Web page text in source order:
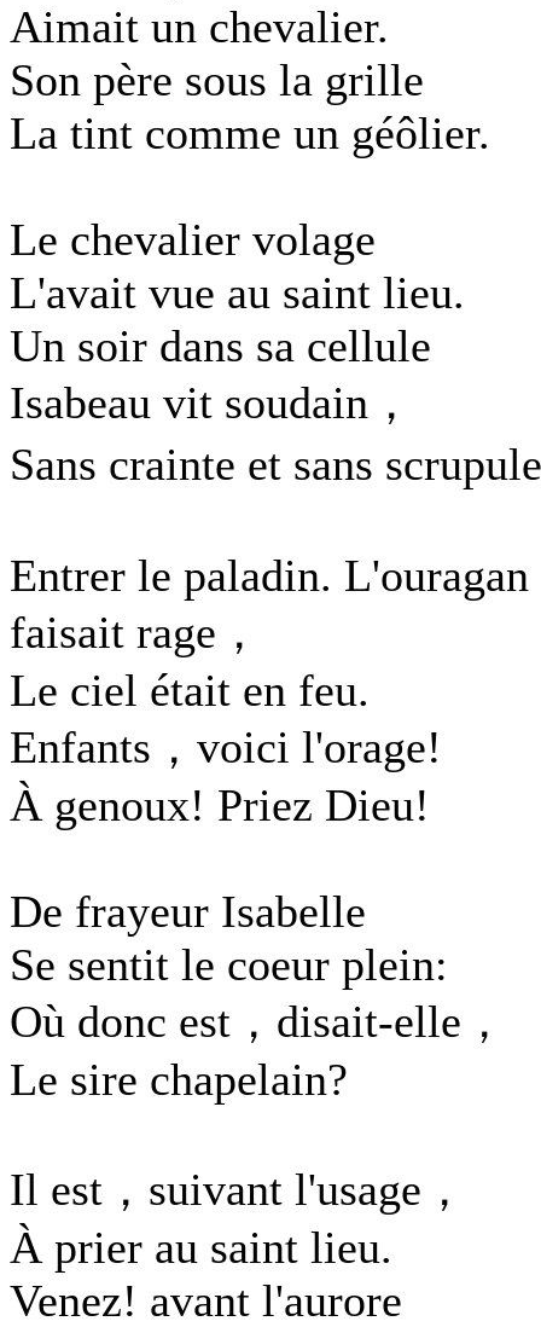
Aimait un chevalier.
Son père sous la grille
La tint comme un géôlier.
Le chevalier volage
L'avait vue au saint lieu.
Un soir dans sa cellule
Isabeau vit soudain，
Sans crainte et sans
Entrer le paladin. L'ouragan
faisait rage，
Le ciel était en feu.
Enfants，voici l'orage!
À genoux! Priez Dieu!
De frayeur Isabelle
Se sentit le coeur plein:
Où donc est，disait-elle，
Le sire chapelain?
Il est，suivant l'usage，
À prier au saint lieu.
Venez! avant l'aurore